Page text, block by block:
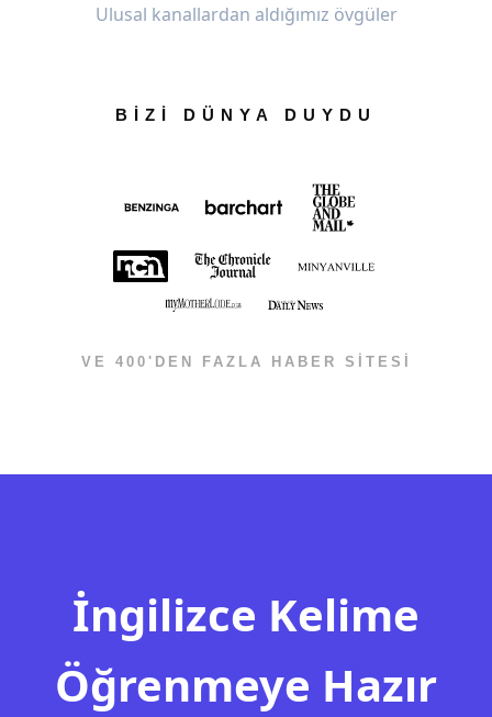
Ulusal kanallardan aldığımız övgüler
BİZİ DÜNYA DUYDU
VE 400'DEN FAZLA HABER SİTESİ
İngilizce Kelime
Öğrenmeye Hazır